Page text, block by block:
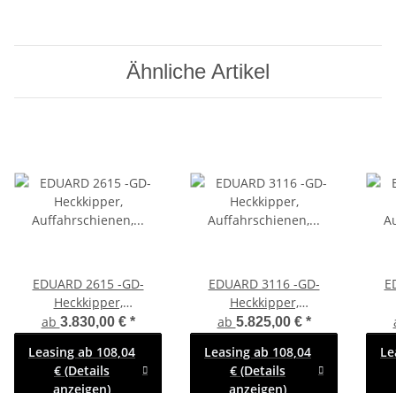
Ähnliche Artikel
EDUARD 2615 -GD-
Heckkipper,
Auffahrschienen,
Bordwände 30cm
-2000kg- H-Pumpe - Lfh:
63cm -195/50R13
ab 3.830,00 € *
Leasing ab 108,04
€ (Details
anzeigen)
EDUARD 3116 -GD-
Heckkipper,
Auffahrschienen,
Bordwände 30cm
-2700kg- H-Pumpe - Lfh:
63cm -195/50R13 mit
ab 5.825,00 € *
Leasing ab 108,04
€ (Details
anzeigen)
-